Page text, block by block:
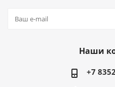
Наши
+7